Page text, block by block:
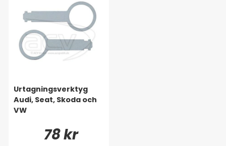
Urtagningsverktyg
Audi, Seat, Skoda och
VW
78 kr